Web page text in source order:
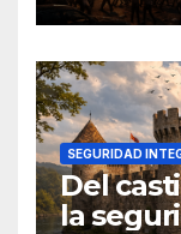
SEGURIDAD
Del
la